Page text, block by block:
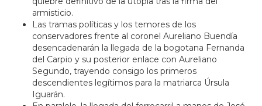
armisticio.
Las tramas políticas y los temores de los
conservadores frente al coronel Aureliano Buendía
desencadenarán la llegada de la bogotana Fernanda
del Carpio y su posterior enlace con Aureliano
Segundo, trayendo consigo los primeros
descendientes legítimos para la matriarca Úrsula
Iguarán.